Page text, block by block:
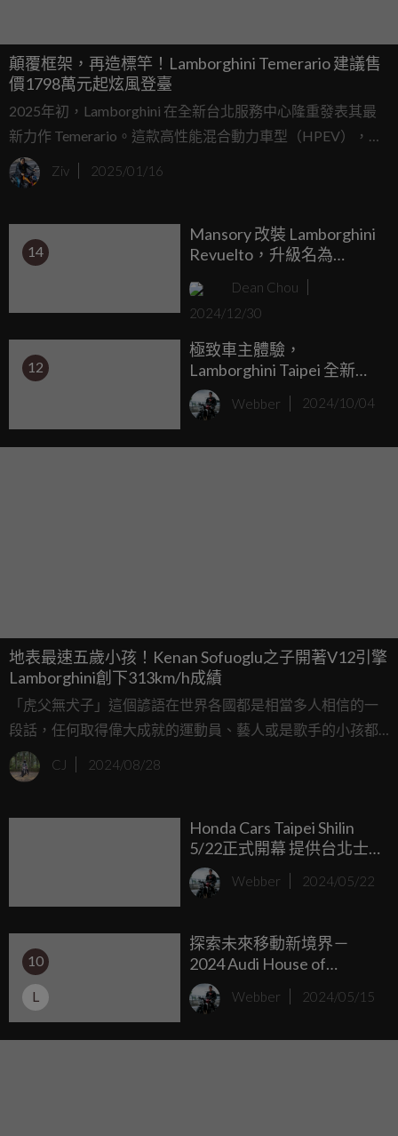
顛覆框架，再造標竿！Lamborghini Temerario 建議售
價1798萬元起炫風登臺
2025年初，Lamborghini 在全新台北服務中心隆重發表其最
新力作 Temerario。這款高性能混合動力車型（HPEV），以
嶄新的技術與設計重新定義超跑標準，展示品牌對極致性能
與環保未來的承諾。
Ziv 2025/01/16
14
Mansory 改裝 Lamborghini
Revuelto，升級名為
Dean Chou
2024/12/30
12
極致車主體驗，
Lamborghini Taipei 全新售
後服務基地開幕
Webber 2024/10/04
地表最速五歲小孩！Kenan Sofuoglu之子開著V12引擎
Lamborghini創下313km/h成績
「虎父無犬子」這個諺語在世界各國都是相當多人相信的一
段話，任何取得偉大成就的運動員、藝人或是歌手的小孩都
會受到外界相當多注意。如果有在關注超級運動世界錦標賽
(World Supersport champion)的粉絲們想必也對取得五次冠軍
Zayn Sofuoglu，因為他現在擁有著「地表最速五歲小孩」之
CJ 2024/08/28
Honda Cars Taipei Shilin
5/22正式開幕 提供台北士
林Honda優質商品及安心服
務
Webber 2024/05/22
10
L
探索未來移動新境界－
2024 Audi House of
Progress Taipei 品牌概念
店。Audi Q4 e-tron | Q4
Webber 2024/05/15